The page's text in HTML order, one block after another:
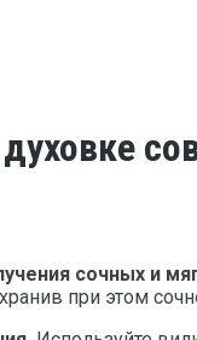
сочных и
при этом